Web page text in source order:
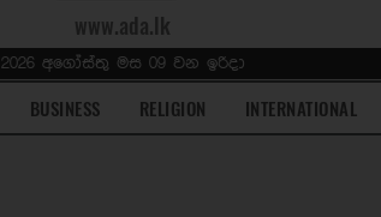
www.ada.lk
2026 අගෝස්තු මස 09 වන ඉරිදා
BUSINESS RELIGION INTERNATIONAL